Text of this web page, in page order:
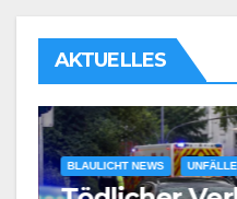
AKTUELLES
BLAULICHT NEWS UNFÄLLE